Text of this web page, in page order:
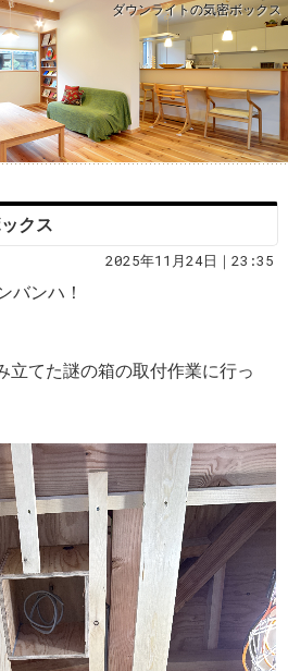
ダウンライトの気密ボックス
クス
2025年11月24日｜23:35
バンハ！
立てた謎の箱の取付作業に行っ